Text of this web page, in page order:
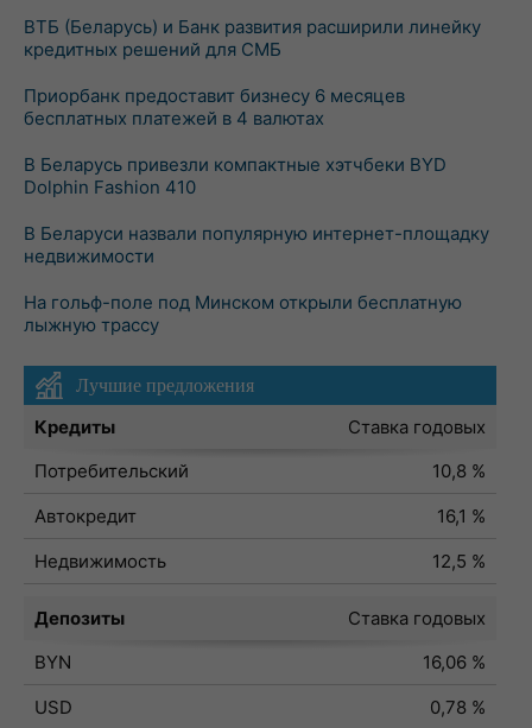
ВТБ (Беларусь) и Банк развития расширили линейку
кредитных решений для СМБ
Приорбанк предоставит бизнесу 6 месяцев
бесплатных платежей в 4 валютах
В Беларусь привезли компактные хэтчбеки BYD
Dolphin Fashion 410
В Беларуси назвали популярную интернет-площадку
недвижимости
На гольф-поле под Минском открыли бесплатную
лыжную трассу
Лучшие предложения
Кредиты
Ставка годовых
Потребительский
10,8 %
Автокредит
16,1 %
Недвижимость
12,5 %
Депозиты
Ставка годовых
BYN
16,06 %
USD
0,78 %